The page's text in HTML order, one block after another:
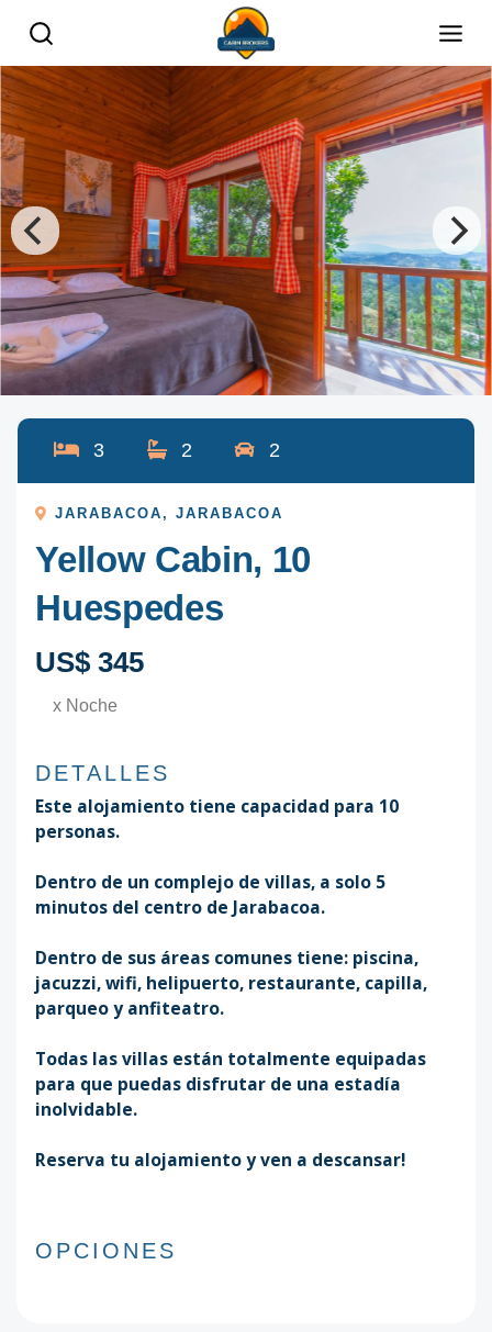
3 2 2
JARABACOA ,JARABACOA
Yellow Cabin, 10
Huespedes
US$ 345
x Noche
DETALLES
Este alojamiento tiene capacidad para 10
personas.
Dentro de un complejo de villas, a solo 5
minutos del centro de Jarabacoa.
Dentro de sus áreas comunes tiene: piscina,
jacuzzi, wifi, helipuerto, restaurante, capilla,
parqueo y anfiteatro.
Todas las villas están totalmente equipadas
para que puedas disfrutar de una estadía
inolvidable.
Reserva tu alojamiento y ven a descansar!
OPCIONES